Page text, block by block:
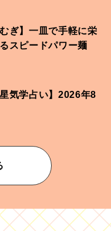
ぎ】一皿で手軽に栄
スピードパワー麺
気学占い】2026年8